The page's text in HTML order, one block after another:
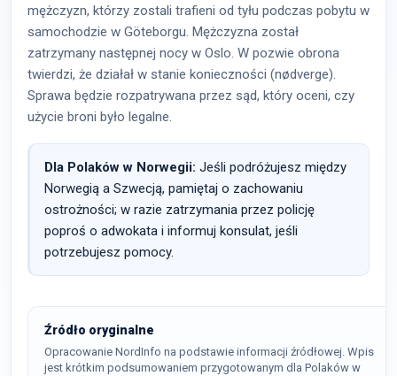
mężczyzn, którzy zostali trafieni od tyłu podczas pobytu w
samochodzie w Göteborgu. Mężczyzna został
zatrzymany następnej nocy w Oslo. W pozwie obrona
twierdzi, że działał w stanie konieczności (nødverge).
Sprawa będzie rozpatrywana przez sąd, który oceni, czy
użycie broni było legalne.
Dla Polaków w Norwegii: Jeśli podróżujesz między
Norwegią a Szwecją, pamiętaj o zachowaniu
ostrożności; w razie zatrzymania przez policję
poproś o adwokata i informuj konsulat, jeśli
potrzebujesz pomocy.
Źródło oryginalne
Opracowanie NordInfo na podstawie informacji źródłowej. Wpis
jest krótkim podsumowaniem przygotowanym dla Polaków w